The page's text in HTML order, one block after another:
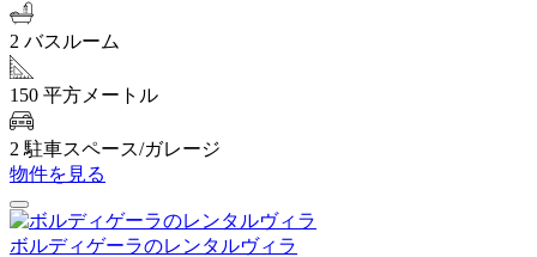
2 バスルーム
150 平方メートル
2 駐車スペース/ガレージ
物件を見る
ボルディゲーラのレンタルヴィラ